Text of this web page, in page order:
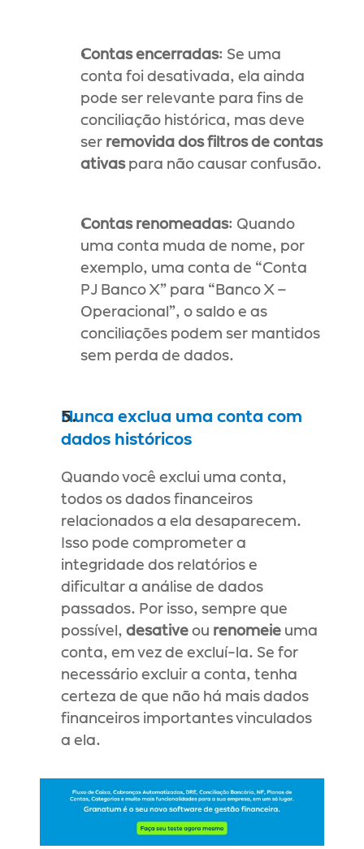
Contas encerradas: Se uma
conta foi desativada, ela ainda
pode ser relevante para fins de
conciliação histórica, mas deve
ser removida dos filtros de contas
ativas para não causar confusão.
Contas renomeadas: Quando
uma conta muda de nome, por
exemplo, uma conta de “Conta
PJ Banco X” para “Banco X –
Operacional”, o saldo e as
conciliações podem ser mantidos
sem perda de dados.
Nunca exclua uma conta com
dados históricos
Quando você exclui uma conta,
todos os dados financeiros
relacionados a ela desaparecem.
Isso pode comprometer a
integridade dos relatórios e
dificultar a análise de dados
passados. Por isso, sempre que
possível, desative ou renomeie uma
conta, em vez de excluí-la. Se for
necessário excluir a conta, tenha
certeza de que não há mais dados
financeiros importantes vinculados
a ela.